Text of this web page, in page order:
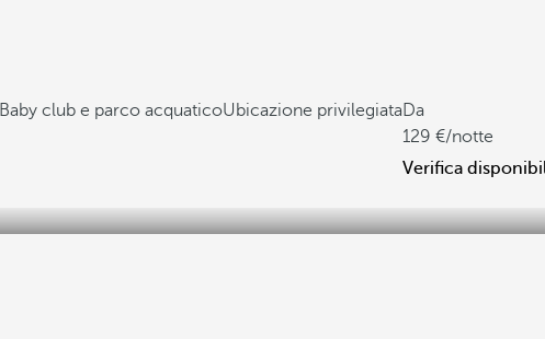
Baby club e parco acquaticoUbicazione privilegiataDa
129
/notte
Verifica